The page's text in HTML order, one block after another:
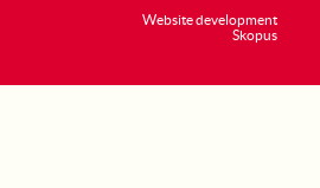
Website development
Skopus